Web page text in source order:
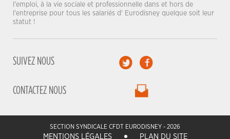
l'emploi, à la vie sociale et professionnelle dans et hors de
l'entreprise pour tous les salariés d' Eurodisney quelque soit leur
statut !
SUIVEZ NOUS
CONTACTEZ NOUS
SECTION SYNDICALE CFDT EURODISNEY - 2026
MENTIONS LÉGALES PLAN DU SITE